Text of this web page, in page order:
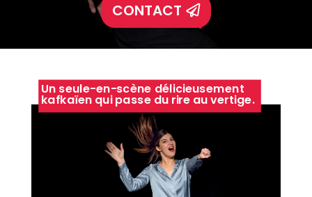
CONTACT
Un seule-en-scène délicieusement
kafkaïen qui passe du rire au vertige.